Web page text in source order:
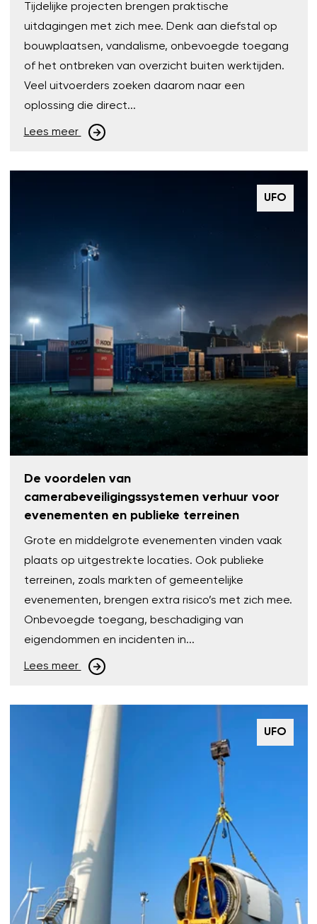
Tijdelijke projecten brengen praktische
uitdagingen met zich mee. Denk aan diefstal op
bouwplaatsen, vandalisme, onbevoegde toegang
of het ontbreken van overzicht buiten werktijden.
Veel uitvoerders zoeken daarom naar een
oplossing die direct...
Lees meer
UFO
De voordelen van
camerabeveiligingssystemen verhuur voor
evenementen en publieke terreinen
Grote en middelgrote evenementen vinden vaak
plaats op uitgestrekte locaties. Ook publieke
terreinen, zoals markten of gemeentelijke
evenementen, brengen extra risico’s met zich mee.
Onbevoegde toegang, beschadiging van
eigendommen en incidenten in...
Lees meer
UFO